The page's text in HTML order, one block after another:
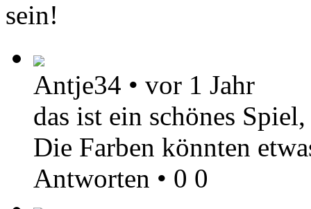
sein!
Antje34 • vor 1 Jahr
das ist ein schönes
Die Farben könnten
Antworten • 0 0